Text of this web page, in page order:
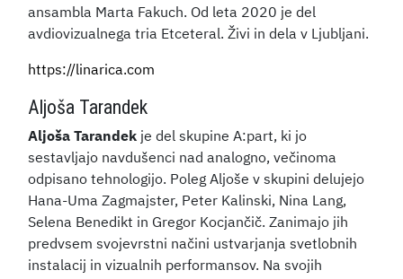
ansambla Marta Fakuch. Od leta 2020 je del
avdiovizualnega tria Etceteral. Živi in dela v Ljubljani.
https://linarica.com
Aljoša Tarandek
Aljoša Tarandek je del skupine A:part, ki jo
sestavljajo navdušenci nad analogno, večinoma
odpisano tehnologijo. Poleg Aljoše v skupini delujejo
Hana-Uma Zagmajster, Peter Kalinski, Nina Lang,
Selena Benedikt in Gregor Kocjančič. Zanimajo jih
predvsem svojevrstni načini ustvarjanja svetlobnih
instalacij in vizualnih performansov. Na svojih